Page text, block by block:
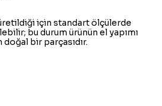
için standart ölçülerde
bu durum ürünün el yapımı
bir parçasıdır.